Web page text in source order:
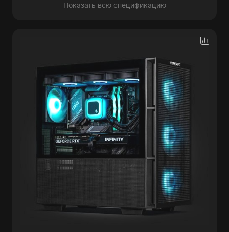
Показать всю спецификацию